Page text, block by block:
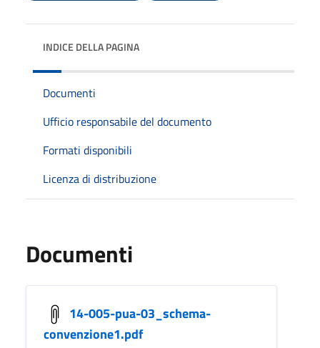
INDICE DELLA PAGINA
Documenti
Ufficio responsabile del documento
Formati disponibili
Licenza di distribuzione
Documenti
14-005-pua-03_schema-
convenzione1.pdf